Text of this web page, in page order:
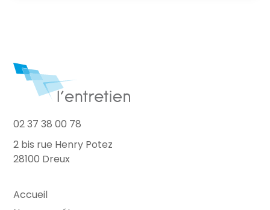
02 37 38 00 78
2 bis rue Henry Potez
28100 Dreux
Accueil